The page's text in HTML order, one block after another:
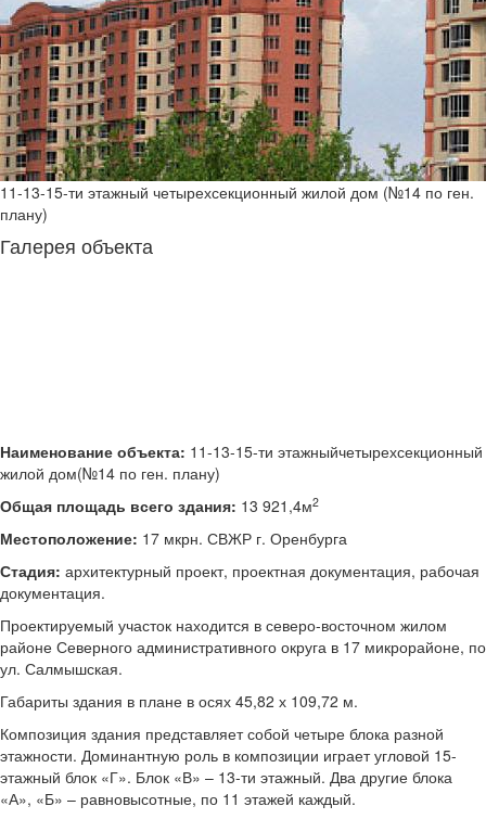
11-13-15-ти этажный четырехсекционный жилой дом (№14 по ген.
плану)
Галерея объекта
Наименование объекта: 11-13-15-ти этажныйчетырехсекционный
жилой дом(№14 по ген. плану)
Общая площадь всего здания: 13 921,4м2
Местоположение: 17 мкрн. СВЖР г. Оренбурга
Стадия: архитектурный проект, проектная документация, рабочая
документация.
Проектируемый участок находится в северо-восточном жилом
районе Северного административного округа в 17 микрорайоне, по
ул. Салмышская.
Габариты здания в плане в осях 45,82 х 109,72 м.
Композиция здания представляет собой четыре блока разной
этажности. Доминантную роль в композиции играет угловой 15-
этажный блок «Г». Блок «В» – 13-ти этажный. Два другие блока
«А», «Б» – равновысотные, по 11 этажей каждый.